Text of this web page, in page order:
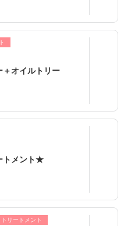
＋オイルトリー
トメント★
トリートメント